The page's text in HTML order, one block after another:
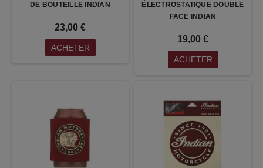
DE BOUTEILLE INDIAN
23,00 €
ACHETER
ÉLECTROSTATIQUE DOUBLE
FACE INDIAN
19,00 €
ACHETER